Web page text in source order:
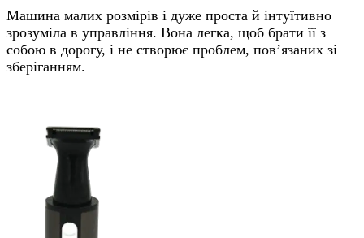
Машина малих розмірів і дуже проста й інтуїтивно
зрозуміла в управління. Вона легка, щоб брати її з
собою в дорогу, і не створює проблем, пов’язаних зі
зберіганням.